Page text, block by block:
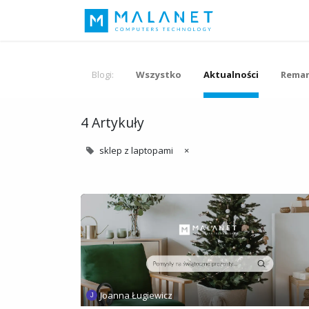
Blogi: Wszystko Aktualności
4 Artykuły
sklep z laptopami ×
Joanna Ługiewicz